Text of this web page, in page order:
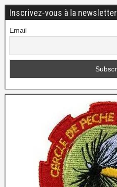
Inscrivez-vous à la newsletter
Email